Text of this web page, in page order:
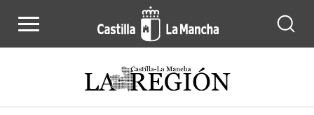
Actualidad de la región de Castilla-